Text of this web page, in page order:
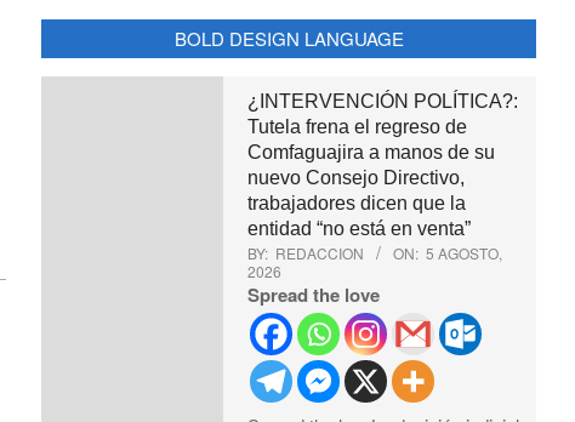
BOLD DESIGN LANGUAGE
¿INTERVENCIÓN POLÍTICA?:
Tutela frena el regreso de
Comfaguajira a manos de su
nuevo Consejo Directivo,
trabajadores dicen que la
entidad “no está en venta”
BY: REDACCION ON: 5 AGOSTO,
2026
Spread the love